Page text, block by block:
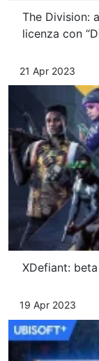
The Division:
licenza con
21 Apr 2023
XDefiant:
19 Apr 2023